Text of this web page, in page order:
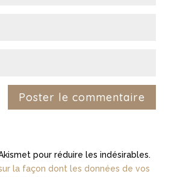
pour réduire les indésirables.
la façon dont les données de vos